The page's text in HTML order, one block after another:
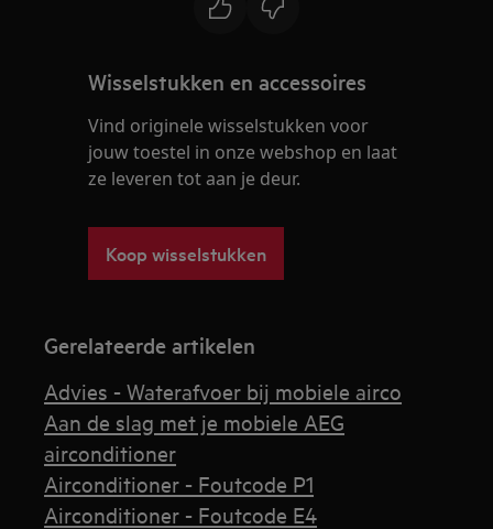
Wisselstukken en accessoires
Vind originele wisselstukken voor
jouw toestel in onze webshop en laat
ze leveren tot aan je deur.
Koop wisselstukken
Gerelateerde artikelen
Advies - Waterafvoer bij mobiele airco
Aan de slag met je mobiele AEG
airconditioner
Airconditioner - Foutcode P1
Airconditioner - Foutcode E4